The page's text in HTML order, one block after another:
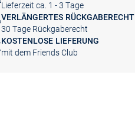
Lieferzeit ca. 1 - 3 Tage
VERLÄNGERTES RÜCKGABERECHT
30 Tage Rückgaberecht
KOSTENLOSE LIEFERUNG
mit dem Friends Club